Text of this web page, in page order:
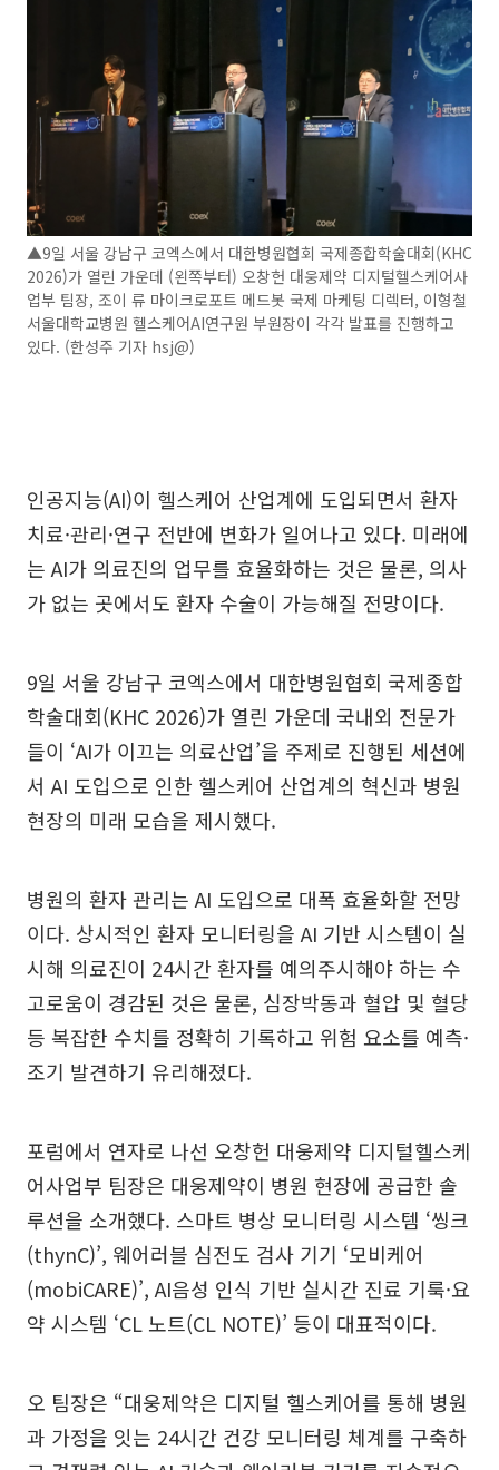
▲9일 서울 강남구 코엑스에서 대한병원협회 국제종합학술대회(KHC
2026)가 열린 가운데 (왼쪽부터) 오창헌 대웅제약 디지털헬스케어사
업부 팀장, 조이 류 마이크로포트 메드봇 국제 마케팅 디렉터, 이형철
서울대학교병원 헬스케어AI연구원 부원장이 각각 발표를 진행하고
있다. (한성주 기자 hsj@)
인공지능(AI)이 헬스케어 산업계에 도입되면서 환자
치료·관리·연구 전반에 변화가 일어나고 있다. 미래에
는 AI가 의료진의 업무를 효율화하는 것은 물론, 의사
가 없는 곳에서도 환자 수술이 가능해질 전망이다.
9일 서울 강남구 코엑스에서 대한병원협회 국제종합
학술대회(KHC 2026)가 열린 가운데 국내외 전문가
들이 ‘AI가 이끄는 의료산업’을 주제로 진행된 세션에
서 AI 도입으로 인한 헬스케어 산업계의 혁신과 병원
현장의 미래 모습을 제시했다.
병원의 환자 관리는 AI 도입으로 대폭 효율화할 전망
이다. 상시적인 환자 모니터링을 AI 기반 시스템이 실
시해 의료진이 24시간 환자를 예의주시해야 하는 수
고로움이 경감된 것은 물론, 심장박동과 혈압 및 혈당
등 복잡한 수치를 정확히 기록하고 위험 요소를 예측·
조기 발견하기 유리해졌다.
포럼에서 연자로 나선 오창헌 대웅제약 디지털헬스케
어사업부 팀장은 대웅제약이 병원 현장에 공급한 솔
루션을 소개했다. 스마트 병상 모니터링 시스템 ‘씽크
(thynC)’, 웨어러블 심전도 검사 기기 ‘모비케어
(mobiCARE)’, AI음성 인식 기반 실시간 진료 기룩·요
약 시스템 ‘CL 노트(CL NOTE)’ 등이 대표적이다.
오 팀장은 “대웅제약은 디지털 헬스케어를 통해 병원
과 가정을 잇는 24시간 건강 모니터링 체계를 구축하